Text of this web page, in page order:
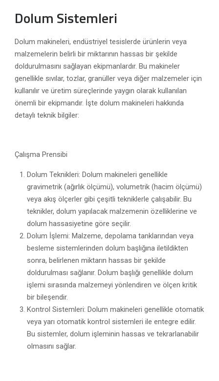
Dolum Sistemleri
Dolum makineleri, endüstriyel tesislerde ürünlerin veya
malzemelerin belirli bir miktarının hassas bir şekilde
doldurulmasını sağlayan ekipmanlardır. Bu makineler
genellikle sıvılar, tozlar, granüller veya diğer malzemeler için
kullanılır ve üretim süreçlerinde yaygın olarak kullanılan
önemli bir ekipmandır. İşte dolum makineleri hakkında
detaylı teknik bilgiler:
Çalışma Prensibi
Dolum Teknikleri: Dolum makineleri genellikle
gravimetrik (ağırlık ölçümü), volumetrik (hacim ölçümü)
veya akış ölçerler gibi çeşitli tekniklerle çalışabilir. Bu
teknikler, dolum yapılacak malzemenin özelliklerine ve
dolum hassasiyetine göre seçilir.
Dolum İşlemi: Malzeme, depolama tanklarından veya
besleme sistemlerinden dolum başlığına iletildikten
sonra, belirlenen miktarın hassas bir şekilde
doldurulması sağlanır. Dolum başlığı genellikle dolum
işlemi sırasında malzemeyi yönlendiren ve ölçen kritik
bir bileşendir.
Kontrol Sistemleri: Dolum makineleri genellikle otomatik
veya yarı otomatik kontrol sistemleri ile entegre edilir.
Bu sistemler, dolum işleminin hassas ve tekrarlanabilir
olmasını sağlar.